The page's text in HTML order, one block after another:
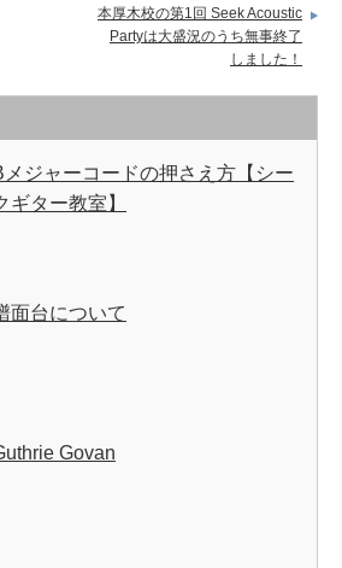
本厚木校の第1回 Seek Acoustic
Partyは大盛況のうち無事終了
しました！
メジャーコードの押さえ方【シー
ギター教室】
面台について
Govan